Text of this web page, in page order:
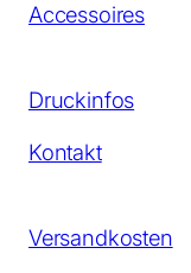
Accessoires
Druckinfos
Kontakt
Versandkosten